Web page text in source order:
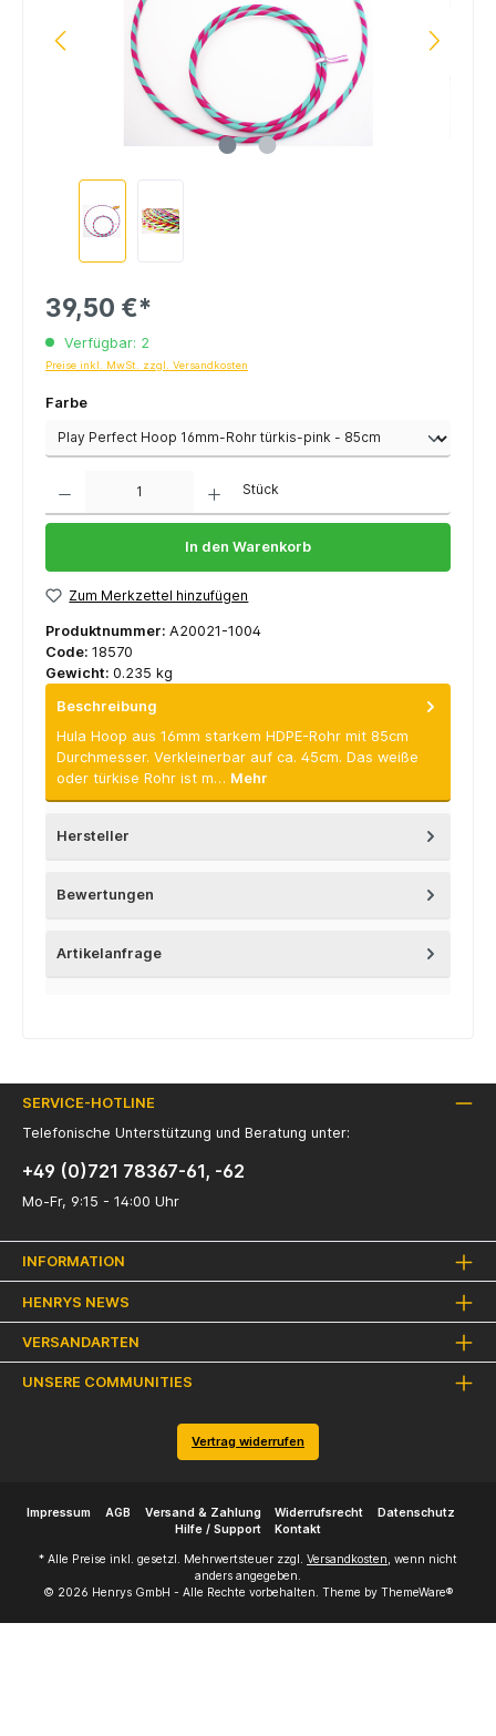
39,50 €*
Verfügbar: 2
Preise inkl. MwSt. zzgl. Versandkosten
Farbe
Stück
In den Warenkorb
Zum Merkzettel hinzufügen
Produktnummer: A20021-1004
Code: 18570
Gewicht: 0.235 kg
Beschreibung
Hula Hoop aus 16mm starkem HDPE-Rohr mit 85cm
Durchmesser. Verkleinerbar auf ca. 45cm. Das weiße
oder türkise Rohr ist m… Mehr
Hersteller
Bewertungen
Artikelanfrage
SERVICE-HOTLINE
Telefonische Unterstützung und Beratung unter:
+49 (0)721 78367-61, -62
Mo-Fr, 9:15 - 14:00 Uhr
INFORMATION
HENRYS NEWS
VERSANDARTEN
UNSERE COMMUNITIES
Vertrag widerrufen
Impressum AGB Versand & Zahlung Widerrufsrecht
Datenschutz
Hilfe / Support
Kontakt
* Alle Preise inkl. gesetzl. Mehrwertsteuer zzgl. Versandkosten, wenn nicht
anders angegeben.
© 2026 Henrys GmbH - Alle Rechte vorbehalten. Theme by ThemeWare®